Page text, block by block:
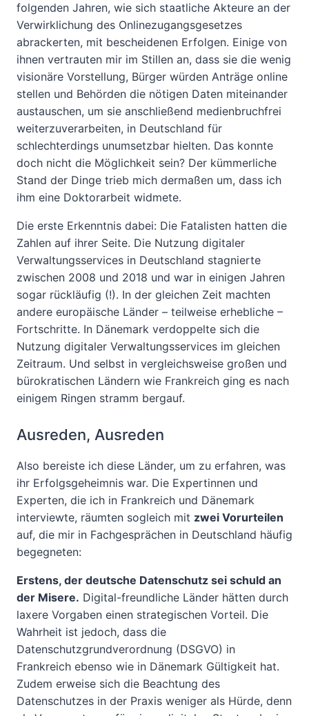
folgenden Jahren, wie sich staatliche Akteure an der
Verwirklichung des Onlinezugangsgesetzes
abrackerten, mit bescheidenen Erfolgen. Einige von
ihnen vertrauten mir im Stillen an, dass sie die wenig
visionäre Vorstellung, Bürger würden Anträge online
stellen und Behörden die nötigen Daten miteinander
austauschen, um sie anschließend medienbruchfrei
weiterzuverarbeiten, in Deutschland für
schlechterdings unumsetzbar hielten. Das konnte
doch nicht die Möglichkeit sein? Der kümmerliche
Stand der Dinge trieb mich dermaßen um, dass ich
ihm eine Doktorarbeit widmete.
Die erste Erkenntnis dabei: Die Fatalisten hatten die
Zahlen auf ihrer Seite. Die Nutzung digitaler
Verwaltungsservices in Deutschland stagnierte
zwischen 2008 und 2018 und war in einigen Jahren
sogar rückläufig (!). In der gleichen Zeit machten
andere europäische Länder – teilweise erhebliche –
Fortschritte. In Dänemark verdoppelte sich die
Nutzung digitaler Verwaltungsservices im gleichen
Zeitraum. Und selbst in vergleichsweise großen und
bürokratischen Ländern wie Frankreich ging es nach
einigem Ringen stramm bergauf.
Ausreden, Ausreden
Also bereiste ich diese Länder, um zu erfahren, was
ihr Erfolgsgeheimnis war. Die Expertinnen und
Experten, die ich in Frankreich und Dänemark
interviewte, räumten sogleich mit zwei Vorurteilen
auf, die mir in Fachgesprächen in Deutschland häufig
begegneten:
Erstens, der deutsche Datenschutz sei schuld an
der Misere. Digital-freundliche Länder hätten durch
laxere Vorgaben einen strategischen Vorteil. Die
Wahrheit ist jedoch, dass die
Datenschutzgrundverordnung (DSGVO) in
Frankreich ebenso wie in Dänemark Gültigkeit hat.
Zudem erweise sich die Beachtung des
Datenschutzes in der Praxis weniger als Hürde, denn